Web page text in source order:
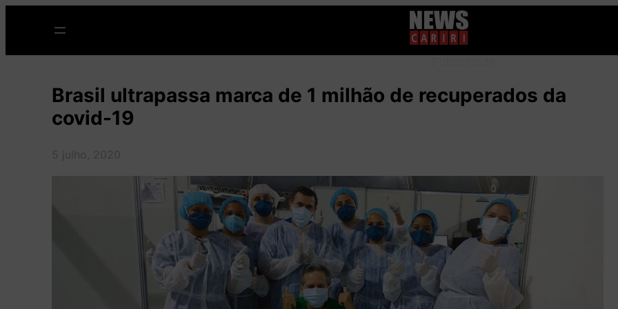
o
Brasil ultrapassa marca de 1 milhão de recuperados da
covid-19
5 julho, 2020